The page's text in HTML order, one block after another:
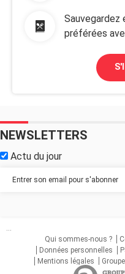
préférées
NEWSLETTERS
Actu du jour
...
Qui sommes-nous ?
Données personnelles
Mentions légales